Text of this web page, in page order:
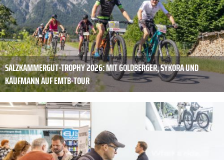
SALZKAMMERGUT-TROPHY 2026: MIT GOLDBERGER, SYKORA UND
KAUFMANN AUF EMTB-TOUR